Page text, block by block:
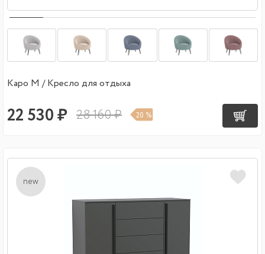
Каро М / Кресло для отдыха
22 530 ₽ 28 160 ₽ 20 %
new